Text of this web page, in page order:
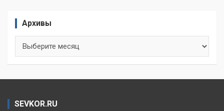
Архивы
SEVKOR.RU